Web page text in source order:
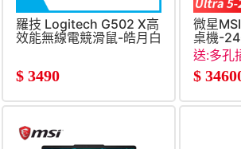
羅技 Logitech G502 X高
效能無線電競滑鼠-皓月白
$ 3490
微星
桌機-
5-
送:多孔
$